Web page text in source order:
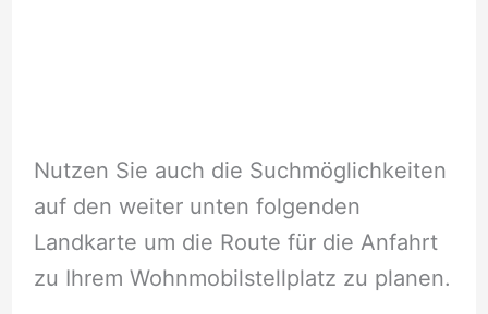
Nutzen Sie auch die Suchmöglichkeiten
auf den weiter unten folgenden
Landkarte um die Route für die Anfahrt
zu Ihrem Wohnmobilstellplatz zu planen.